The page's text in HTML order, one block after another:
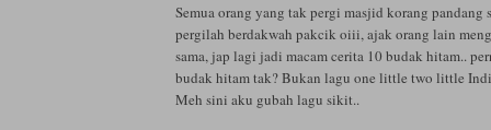
Semua orang yang tak pergi masjid korang pandang
pergilah berdakwah pakcik oiii, ajak orang lain
sama, jap lagi jadi macam cerita 10 budak hitam..
budak hitam tak? Bukan lagu one little two little
Meh sini aku gubah lagu sikit..